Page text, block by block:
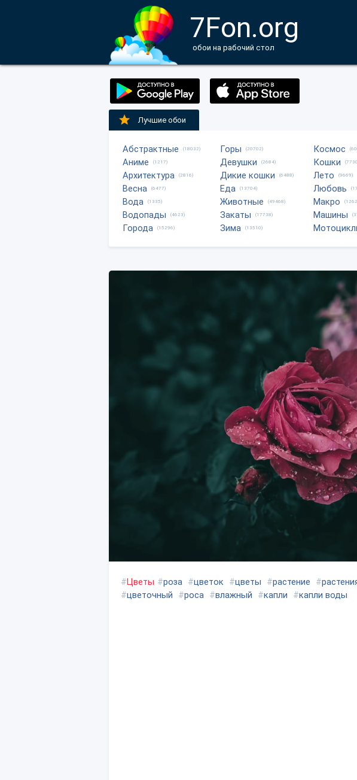
7Fon.org
обои на рабочий стол
Лучшие обои
Абстрактные (18032)
Аниме (1217)
Архитектура (2816)
Весна (6477)
Вода (1335)
Водопады (4623)
Города (15296)
Горы (20702)
Девушки (2684)
Дикие кошки (6488)
Еда (13704)
Животные (49468)
Закаты (17738)
Зима (13510)
Космос
Кошки
Лето (9669)
Любовь
Макро
Машины
#Цветы #роза #цветок #цветы #растение #
#цветочный #роса #влажный #капли #капли воды